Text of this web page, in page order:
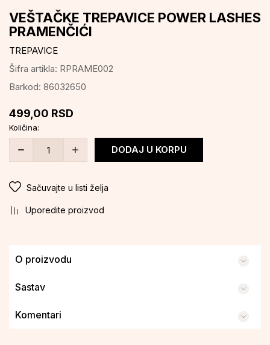
VEŠTAČKE TREPAVICE POWER LASHES
PRAMENČIĆI
TREPAVICE
Šifra artikla: RPRAME002
Barkod: 86032650
499,00 RSD
Količina:
DODAJ U KORPU
Sačuvajte u listi želja
Uporedite proizvod
O proizvodu
Sastav
Komentari